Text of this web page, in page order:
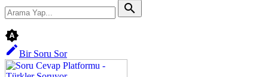
search
brightness_auto
editBir Soru Sor